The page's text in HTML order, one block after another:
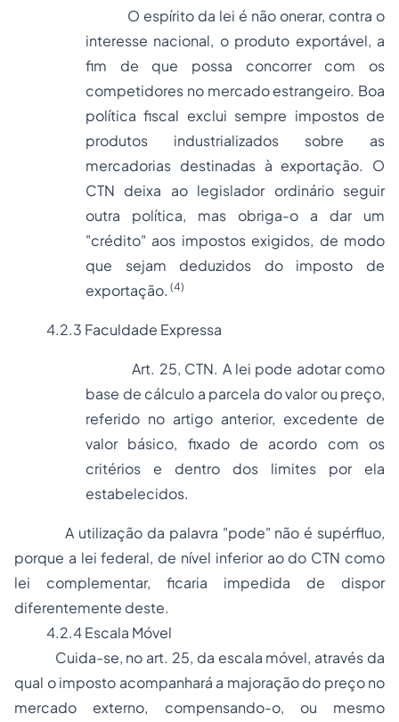
O espírito da lei é não onerar, contra o
interesse nacional, o produto exportável, a
fim de que possa concorrer com os
competidores no mercado estrangeiro. Boa
política fiscal exclui sempre impostos de
produtos industrializados sobre as
mercadorias destinadas à exportação. O
CTN deixa ao legislador ordinário seguir
outra política, mas obriga-o a dar um
"crédito" aos impostos exigidos, de modo
que sejam deduzidos do imposto de
exportação. (4)
4.2.3 Faculdade Expressa
Art. 25, CTN. A lei pode adotar como
base de cálculo a parcela do valor ou preço,
referido no artigo anterior, excedente de
valor básico, fixado de acordo com os
critérios e dentro dos limites por ela
estabelecidos.
A utilização da palavra "pode" não é supérfluo,
porque a lei federal, de nível inferior ao do CTN como
lei complementar, ficaria impedida de dispor
diferentemente deste.
4.2.4 Escala Móvel
Cuida-se, no art. 25, da escala móvel, através da
qual o imposto acompanhará a majoração do preço no
mercado externo, compensando-o, ou mesmo